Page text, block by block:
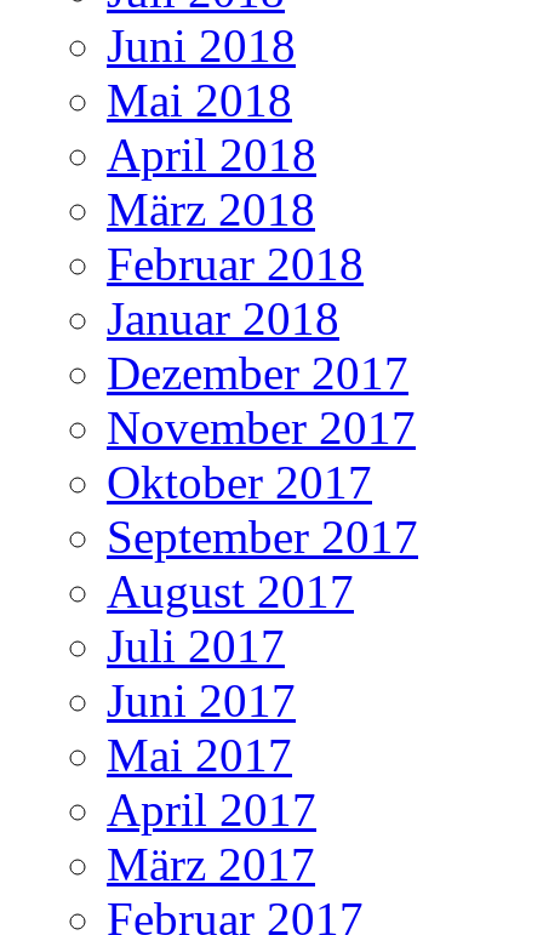
Juni 2018
Mai 2018
April 2018
März 2018
Februar 2018
Januar 2018
Dezember 2017
November 2017
Oktober 2017
September 2017
August 2017
Juli 2017
Juni 2017
Mai 2017
April 2017
März 2017
Februar 2017